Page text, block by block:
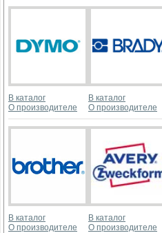
В каталог
О производителе
В каталог
О производителе
В каталог
О производителе
В каталог
О производителе